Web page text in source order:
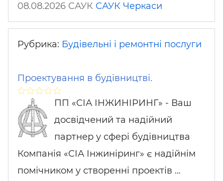
08.08.2026 САУК САУК Черкаси
Рубрика: Будівельні і ремонтні послуги
Проектування в будівництві.
ПП «СІА ІНЖИНІРИНГ» - Ваш
досвідчений та надійний
партнер у сфері будівництва
Компанія «СІА Інжиніринг» є надійнім
помічником у створенні проектів …